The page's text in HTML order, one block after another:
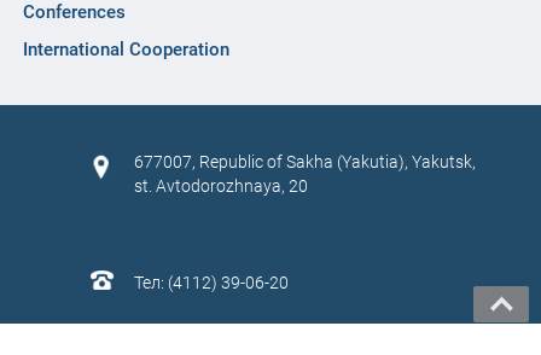
Conferences
International Cooperation
677007, Republic of Sakha (Yakutia), Yakutsk,
st. Avtodorozhnaya, 20
Тел: (4112) 39-06-20